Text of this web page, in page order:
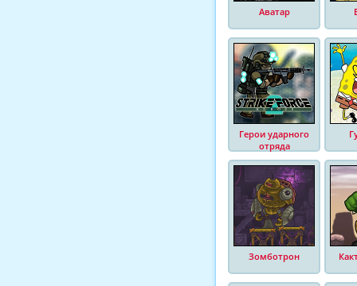
Аватар
Герои ударного
отряда
Зомботрон